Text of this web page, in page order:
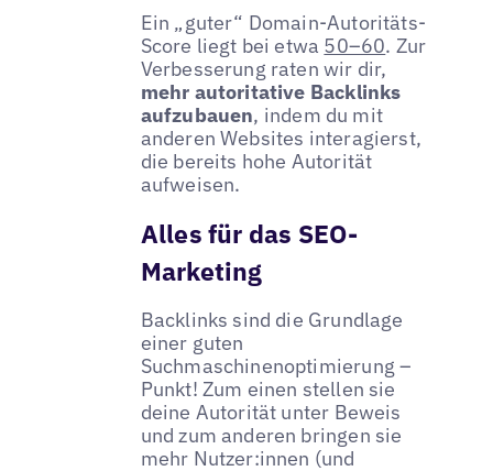
Ein „guter“ Domain-Autoritäts-
Score liegt bei etwa 50–60. Zur
Verbesserung raten wir dir,
mehr autoritative Backlinks
aufzubauen, indem du mit
anderen Websites interagierst,
die bereits hohe Autorität
aufweisen.
Alles für das SEO-
Marketing
Backlinks sind die Grundlage
einer guten
Suchmaschinenoptimierung –
Punkt! Zum einen stellen sie
deine Autorität unter Beweis
und zum anderen bringen sie
mehr Nutzer:innen (und